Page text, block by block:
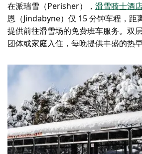
在派瑞雪（Perisher）， 滑雪骑士酒
恩（Jindabyne）仅 15 分钟车程，距
提供前往滑雪场的免费班车服务。双
团体或家庭入住，每晚提供丰盛的热早